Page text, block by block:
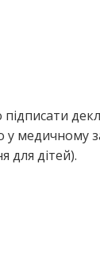
медичному
для дітей).